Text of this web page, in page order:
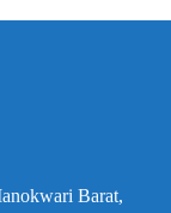
Barat,